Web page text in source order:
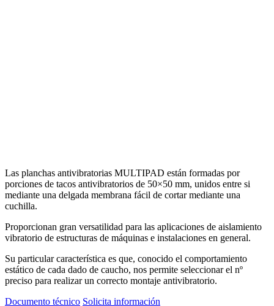
Las planchas antivibratorias MULTIPAD están formadas por
porciones de tacos antivibratorios de 50×50 mm, unidos entre si
mediante una delgada membrana fácil de cortar mediante una
cuchilla.
Proporcionan gran versatilidad para las aplicaciones de aislamiento
vibratorio de estructuras de máquinas e instalaciones en general.
Su particular característica es que, conocido el comportamiento
estático de cada dado de caucho, nos permite seleccionar el nº
preciso para realizar un correcto montaje antivibratorio.
Documento técnico Solicita información